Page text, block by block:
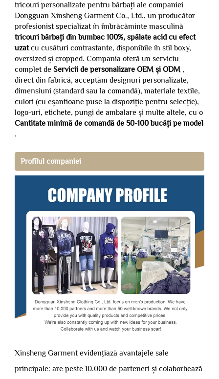
tricouri personalizate pentru bărbați ale companiei
Dongguan Xinsheng Garment Co., Ltd., un producător
profesionist specializat în îmbrăcăminte masculină
tricouri bărbați din bumbac 100%, spălate acid cu efect
uzatcu cusături contrastante, disponibile în stil boxy,
oversized și cropped. Compania oferă un serviciu
complet de Servicii de personalizare OEM și ODM ,
direct din fabrică, acceptăm designuri personalizate,
dimensiuni (standard sau la comandă), materiale textile,
culori (cu eșantioane puse la dispoziție pentru selecție),
logo-uri, etichete, pungi de ambalare și multe altele, cu o
Cantitate minimă de comandă de 50-100 bucăți pe model
.
Profilul companiei
Xinsheng Garment evidențiază avantajele sale
principale: are peste 10.000 de parteneri și colaborhează